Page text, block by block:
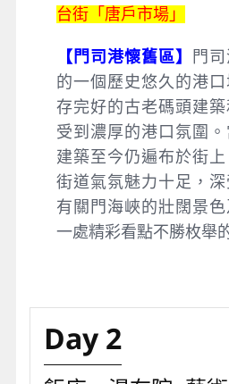
台街「唐戶市場」
【門司港懷舊區】
門
的一個歷史悠久的港
存完好的古老碼頭建
受到濃厚的港口氛圍
建築至今仍遍布於街
街道氣氛魅力十足，
有關門海峽的壯闊景
一處精彩看點不勝枚舉
Day 2